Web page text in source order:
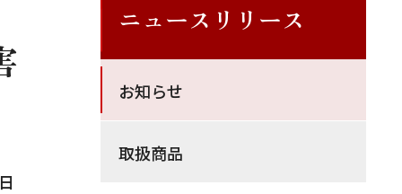
ニュースリリース
お知らせ
取扱商品